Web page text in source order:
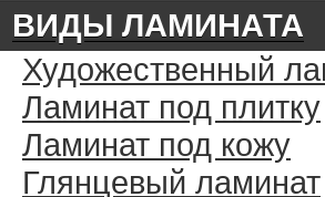
ВИДЫ ЛАМИНАТА
Художественный
Ламинат под плитку
Ламинат под кожу
Глянцевый ламинат